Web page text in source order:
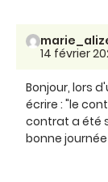
14 février
Bonjour, lors
écrire : "le
contrat a été
bonne